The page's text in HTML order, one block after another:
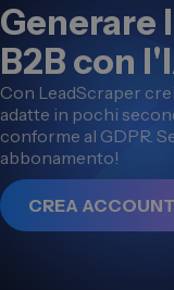
Generare
B2B con
Con LeadScraper
adatte in pochi
conforme al GDPR.
abbonamento!
CREA